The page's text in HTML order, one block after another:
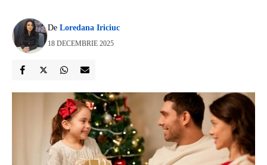
De Loredana Iriciuc
18 DECEMBRIE 2025